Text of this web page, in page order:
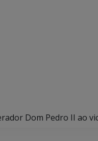
Dom Pedro II ao